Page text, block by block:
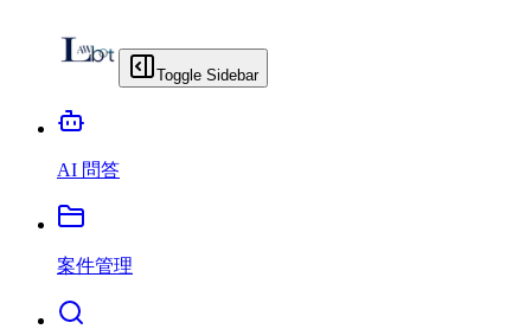
Toggle Sidebar
AI 問答
案件管理